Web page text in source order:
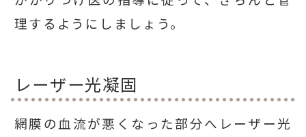
理するようにしましょう。
レーザー光凝固
網膜の血流が悪くなった部分へレーザー光